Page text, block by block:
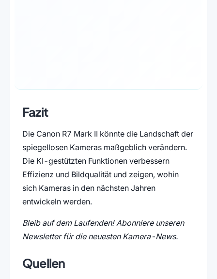
Fazit
Die Canon R7 Mark II könnte die Landschaft der
spiegellosen Kameras maßgeblich verändern.
Die KI-gestützten Funktionen verbessern
Effizienz und Bildqualität und zeigen, wohin
sich Kameras in den nächsten Jahren
entwickeln werden.
Bleib auf dem Laufenden! Abonniere unseren
Newsletter für die neuesten Kamera-News.
Quellen